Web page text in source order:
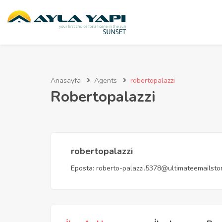
Anasayfa Agents robertopalazzi
Robertopalazzi
robertopalazzi
Eposta: roberto-